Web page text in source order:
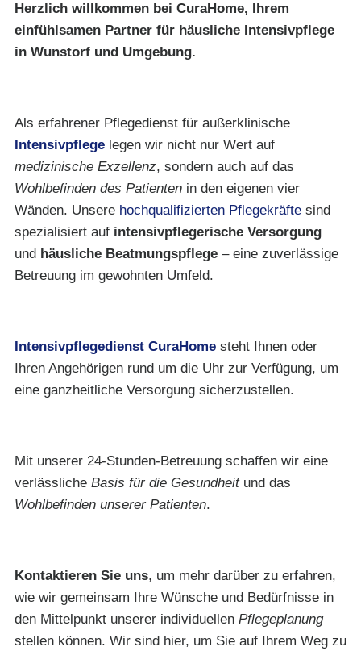
Herzlich willkommen bei CuraHome, Ihrem
einfühlsamen Partner für häusliche Intensivpflege
in Wunstorf und Umgebung.
Als erfahrener Pflegedienst für außerklinische
Intensivpflege legen wir nicht nur Wert auf
medizinische Exzellenz, sondern auch auf das
Wohlbefinden des Patienten in den eigenen vier
Wänden. Unsere hochqualifizierten Pflegekräfte sind
spezialisiert auf intensivpflegerische Versorgung
und häusliche Beatmungspflege – eine zuverlässige
Betreuung im gewohnten Umfeld.
Intensivpflegedienst CuraHome steht Ihnen oder
Ihren Angehörigen rund um die Uhr zur Verfügung, um
eine ganzheitliche Versorgung sicherzustellen.
Mit unserer 24-Stunden-Betreuung schaffen wir eine
verlässliche Basis für die Gesundheitund das
Wohlbefinden unserer Patienten.
Kontaktieren Sie uns, um mehr darüber zu erfahren,
wie wir gemeinsam Ihre Wünsche und Bedürfnisse in
den Mittelpunkt unserer individuellen Pflegeplanung
stellen können. Wir sind hier, um Sie auf Ihrem Weg zu